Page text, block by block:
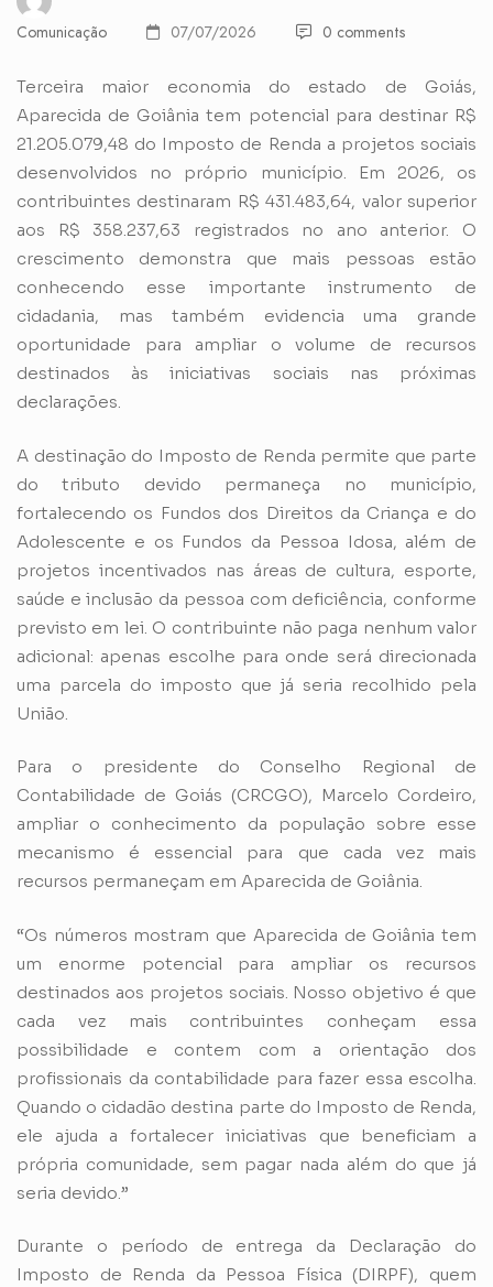
Comunicação 07/07/2026 0 comments
Terceira maior economia do estado de Goiás,
Aparecida de Goiânia tem potencial para destinar R$
21.205.079,48 do Imposto de Renda a projetos sociais
desenvolvidos no próprio município. Em 2026, os
contribuintes destinaram R$ 431.483,64, valor superior
aos R$ 358.237,63 registrados no ano anterior. O
crescimento demonstra que mais pessoas estão
conhecendo esse importante instrumento de
cidadania, mas também evidencia uma grande
oportunidade para ampliar o volume de recursos
destinados às iniciativas sociais nas próximas
declarações.
A destinação do Imposto de Renda permite que parte
do tributo devido permaneça no município,
fortalecendo os Fundos dos Direitos da Criança e do
Adolescente e os Fundos da Pessoa Idosa, além de
projetos incentivados nas áreas de cultura, esporte,
saúde e inclusão da pessoa com deficiência, conforme
previsto em lei. O contribuinte não paga nenhum valor
adicional: apenas escolhe para onde será direcionada
uma parcela do imposto que já seria recolhido pela
União.
Para o presidente do Conselho Regional de
Contabilidade de Goiás (CRCGO), Marcelo Cordeiro,
ampliar o conhecimento da população sobre esse
mecanismo é essencial para que cada vez mais
recursos permaneçam em Aparecida de Goiânia.
“Os números mostram que Aparecida de Goiânia tem
um enorme potencial para ampliar os recursos
destinados aos projetos sociais. Nosso objetivo é que
cada vez mais contribuintes conheçam essa
possibilidade e contem com a orientação dos
profissionais da contabilidade para fazer essa escolha.
Quando o cidadão destina parte do Imposto de Renda,
ele ajuda a fortalecer iniciativas que beneficiam a
própria comunidade, sem pagar nada além do que já
seria devido.”
Durante o período de entrega da Declaração do
Imposto de Renda da Pessoa Física (DIRPF), quem